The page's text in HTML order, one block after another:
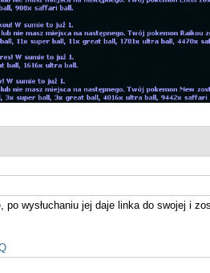
wysłuchaniu jej daje linka do swojej i